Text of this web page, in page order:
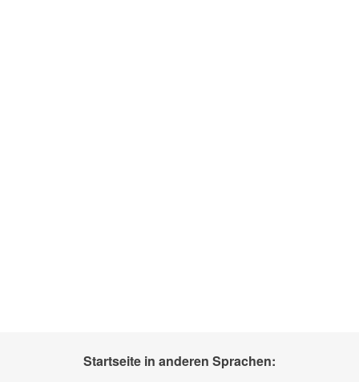
Startseite in anderen Sprachen: